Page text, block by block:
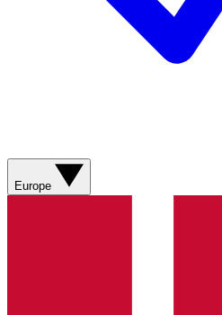
Europe